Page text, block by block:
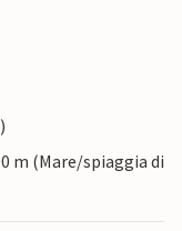
m (Mare/spiaggia di